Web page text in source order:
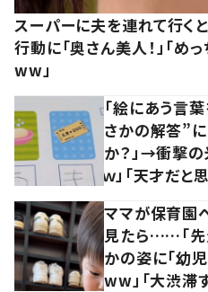
スーパーに夫を連れて行く
行動に「奥さん美人！」「め
ww」
「絵にあう言
さかの解答”
か？」→衝撃の
ｗ」「天才だと
ママが保育園
見たら……「先
かの姿に「幼
ww」「大渋滞